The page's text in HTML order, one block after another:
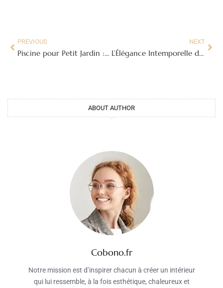
PREVIOUS
Piscine pour Petit Jardin : Plongez dans le Bonheur sans Quitter Votre Chez-Vous !
NEXT
L’Élégance Intemporelle de l’Escalier Bois et Métal
ABOUT AUTHOR
Cobono.fr
Notre mission est d’inspirer chacun à créer un intérieur
qui lui ressemble, à la fois esthétique, chaleureux et